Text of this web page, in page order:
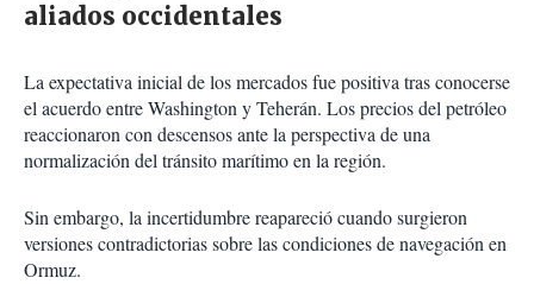
aliados occidentales
La expectativa inicial de los mercados fue positiva tras conocerse
el acuerdo entre Washington y Teherán. Los precios del petróleo
reaccionaron con descensos ante la perspectiva de una
normalización del tránsito marítimo en la región.
Sin embargo, la incertidumbre reapareció cuando surgieron
versiones contradictorias sobre las condiciones de navegación en
Ormuz.